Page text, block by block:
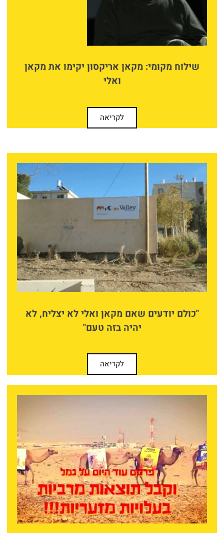
שילוח מקומי: מקאן אריקסון יקימו את מקאן
ואלי
לקריאה
"כולם יודעים שאם מקאן ואלי לא יצליח, לא
יהיה בזה טעם"
לקריאה